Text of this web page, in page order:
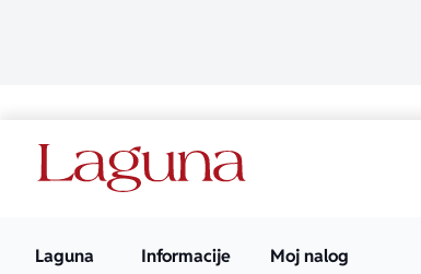
Laguna
Informacije
Moj nalog